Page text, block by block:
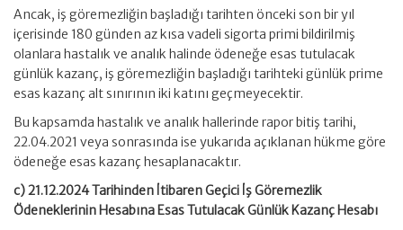
Ancak, iş göremezliğin başladığı tarihten önceki son bir yıl
içerisinde 180 günden az kısa vadeli sigorta primi bildirilmiş
olanlara hastalık ve analık halinde ödeneğe esas tutulacak
günlük kazanç, iş göremezliğin başladığı tarihteki günlük prime
esas kazanç alt sınırının iki katını geçmeyecektir.
Bu kapsamda hastalık ve analık hallerinde rapor bitiş tarihi,
22.04.2021 veya sonrasında ise yukarıda açıklanan hükme göre
ödeneğe esas kazanç hesaplanacaktır.
c) 21.12.2024 Tarihinden İtibaren Geçici İş Göremezlik
Ödeneklerinin Hesabına Esas Tutulacak Günlük Kazanç Hesabı